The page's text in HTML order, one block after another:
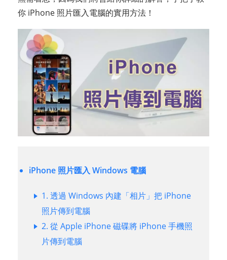
你 iPhone 照片匯入電腦的實用方法！
iPhone 照片匯入 Windows 電腦
1. 透過 Windows 內建「相片」把 iPhone
照片傳到電腦
2. 從 Apple iPhone 磁碟將 iPhone 手機照
片傳到電腦